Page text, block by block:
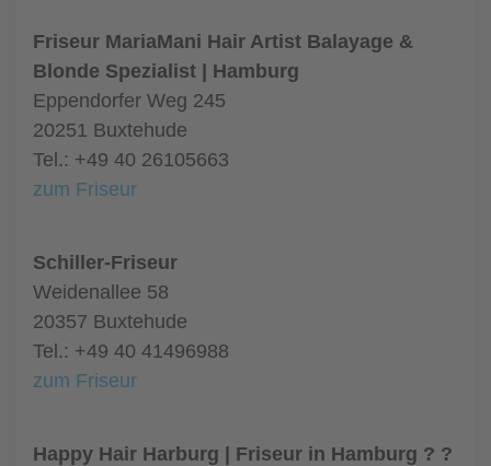
Friseur MariaMani Hair Artist Balayage &
Blonde Spezialist | Hamburg
Eppendorfer Weg 245
20251 Buxtehude
Tel.: +49 40 26105663
zum Friseur
Schiller-Friseur
Weidenallee 58
20357 Buxtehude
Tel.: +49 40 41496988
zum Friseur
Happy Hair Harburg | Friseur in Hamburg ? ?